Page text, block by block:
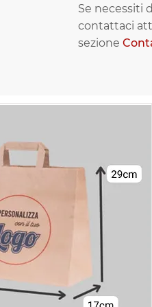
Se necessiti
contattaci
sezione